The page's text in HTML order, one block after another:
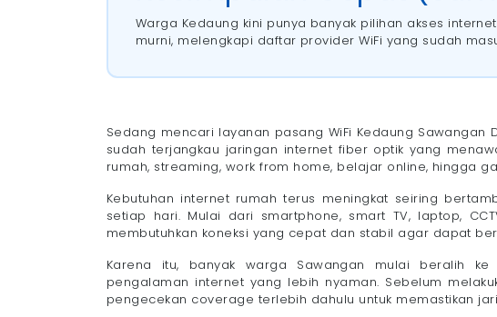
- 4. MyRepublic
Kenapa Memilih WiFi Fiber Optik di Kedaung Sawangan
- 3. Latensi Lebih Rendah untuk Gaming
- 4. Lebih Tahan Gangguan Cuaca Dibanding Wireless
- 1. Hubungi Tim Pemasangan
- 2. Cek Coverage
- 4. Jadwalkan Instalasi
- 5. Aktivasi Layanan
Warga Kedaung kini punya banyak pilihan akses
murni, melengkapi daftar provider WiFi yang sudah
Sedang mencari layanan pasang WiFi Kedaung Sawangan
sudah terjangkau jaringan internet fiber optik yang
rumah, streaming, work from home, belajar online, hingga
Kebutuhan internet rumah terus meningkat seiring
setiap hari. Mulai dari smartphone, smart TV, laptop,
membutuhkan koneksi yang cepat dan stabil agar dapat
Karena itu, banyak warga Sawangan mulai beralih
pengalaman internet yang lebih nyaman. Sebelum
pengecekan coverage terlebih dahulu untuk memastikan